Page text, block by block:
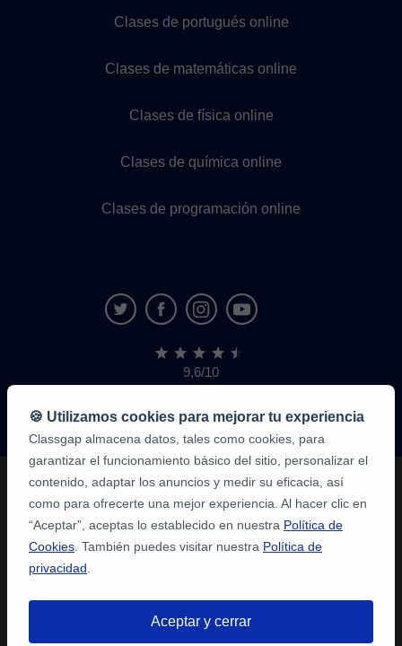
Clases de portugués online
Clases de matemáticas online
Clases de física online
Clases de química online
Clases de programación online
9,6/10
1.339.284
de
alumnos
🍪 Utilizamos cookies para mejorar tu experiencia
Classgap almacena datos, tales como cookies, para
garantizar el funcionamiento básico del sitio, personalizar el
contenido, adaptar los anuncios y medir su eficacia, así
como para ofrecerte una mejor experiencia. Al hacer clic en
“Aceptar”, aceptas lo establecido en nuestra Política de
Cookies . También puedes visitar nuestra Política de
privacidad
Aceptar y cerrar